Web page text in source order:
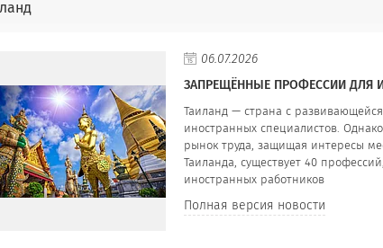
06.07.2026
ЗАПРЕЩЁННЫЕ ПРОФЕССИИ ДЛЯ
Таиланд — страна с
иностранных специалистов.
рынок труда, защищая интересы
Таиланда, существует 40
иностранных работников
Полная версия новости